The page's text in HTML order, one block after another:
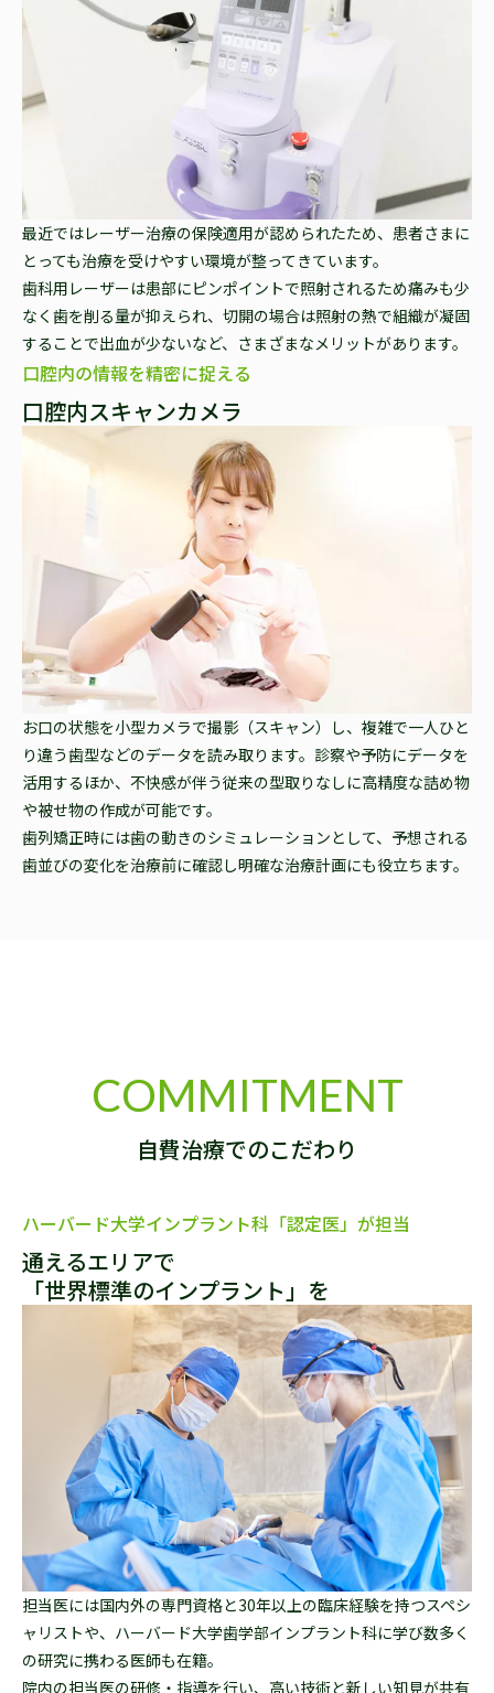
最近ではレーザー治療の保険適用が認められたため、患者さまに
とっても治療を受けやすい環境が整ってきています。
歯科用レーザーは患部にピンポイントで照射されるため痛みも少
なく歯を削る量が抑えられ、切開の場合は照射の熱で組織が凝固
することで出血が少ないなど、さまざまなメリットがあります。
口腔内の情報を精密に捉える
口腔内スキャンカメラ
お口の状態を小型カメラで撮影（スキャン）し、複雑で一人ひと
り違う歯型などのデータを読み取ります。診察や予防にデータを
活用するほか、不快感が伴う従来の型取りなしに高精度な詰め物
や被せ物の作成が可能です。
歯列矯正時には歯の動きのシミュレーションとして、予想される
歯並びの変化を治療前に確認し明確な治療計画にも役立ちます。
COMMITMENT
自費治療でのこだわり
ハーバード大学インプラント科「認定医」が担当
通えるエリアで
「世界標準のインプラント」を
担当医には国内外の専門資格と30年以上の臨床経験を持つスペシ
ャリストや、ハーバード大学歯学部インプラント科に学び数多く
の研究に携わる医師も在籍。
院内の担当医の研修・指導を行い、高い技術と新しい知見が共有